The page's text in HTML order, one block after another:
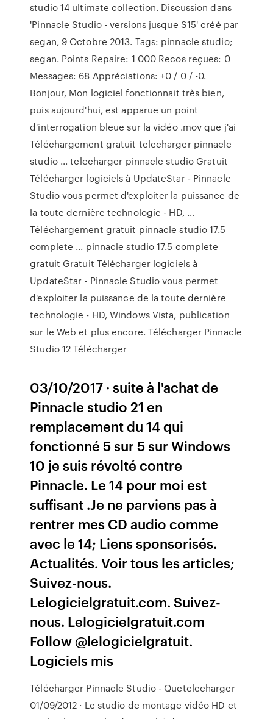
studio 14 ultimate collection. Discussion dans
'Pinnacle Studio - versions jusque S15' créé par
segan, 9 Octobre 2013. Tags: pinnacle studio;
segan. Points Repaire: 1 000 Recos reçues: 0
Messages: 68 Appréciations: +0 / 0 / -0.
Bonjour, Mon logiciel fonctionnait très bien,
puis aujourd'hui, est apparue un point
d'interrogation bleue sur la vidéo .mov que j'ai
Téléchargement gratuit telecharger pinnacle
studio ... telecharger pinnacle studio Gratuit
Télécharger logiciels à UpdateStar - Pinnacle
Studio vous permet d'exploiter la puissance de
la toute dernière technologie - HD, …
Téléchargement gratuit pinnacle studio 17.5
complete ... pinnacle studio 17.5 complete
gratuit Gratuit Télécharger logiciels à
UpdateStar - Pinnacle Studio vous permet
d'exploiter la puissance de la toute dernière
technologie - HD, Windows Vista, publication
sur le Web et plus encore. Télécharger Pinnacle
Studio 12 Télécharger
03/10/2017 · suite à l'achat de
Pinnacle studio 21 en
remplacement du 14 qui
fonctionné 5 sur 5 sur Windows
10 je suis révolté contre
Pinnacle. Le 14 pour moi est
suffisant .Je ne parviens pas à
rentrer mes CD audio comme
avec le 14; Liens sponsorisés.
Actualités. Voir tous les articles;
Suivez-nous.
Lelogicielgratuit.com. Suivez-
nous. Lelogicielgratuit.com
Follow @lelogicielgratuit.
Logiciels mis
Télécharger Pinnacle Studio - Quetelecharger
01/09/2012 · Le studio de montage vidéo HD et